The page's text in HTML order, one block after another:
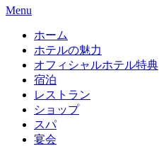
Menu
ホーム
ホテルの魅力
オフィシャルホテル特典
宿泊
レストラン
ショップ
スパ
宴会